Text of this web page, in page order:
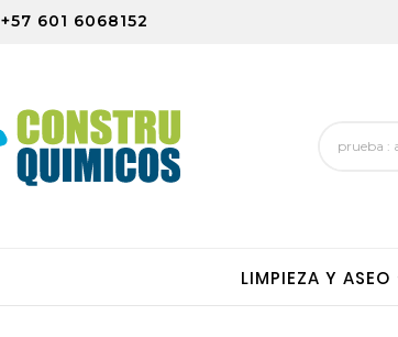
+57 601 6068152
LIMPIEZA Y ASEO